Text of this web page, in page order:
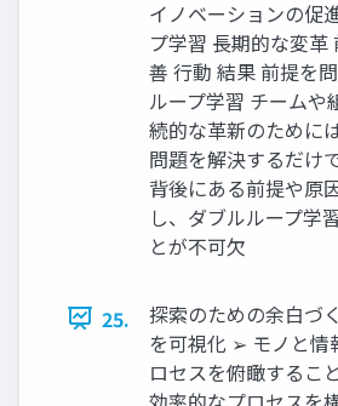
イノベーションの促
プ学習 長期的な変革
善 行動 結果 前提を
ループ学習 チームや
続的な革新のために
問題を解決するだけ
背後にある前提や原
し、ダブルループ学
とが不可欠
25.
探索のための余白づ
を可視化 ➢ モノと
ロセスを俯瞰するこ